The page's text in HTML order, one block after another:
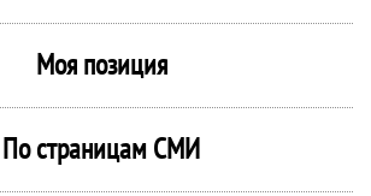
Моя позиция
По страницам СМИ